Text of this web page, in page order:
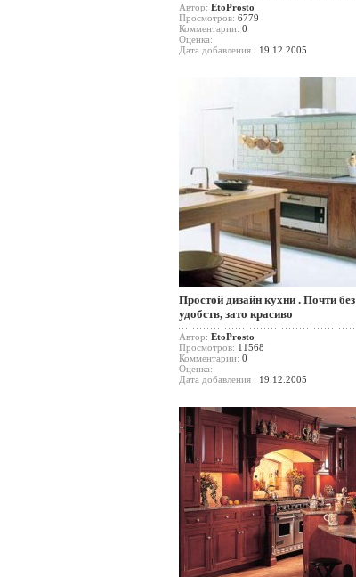
Автор: EtoProsto
Просмотров: 6779
Комментарии: 0
Оценка:
Дата добавления : 19.12.2005
Простой дизайн кухни . Почти без
удобств, зато красиво
Автор: EtoProsto
Просмотров: 11568
Комментарии: 0
Оценка:
Дата добавления : 19.12.2005